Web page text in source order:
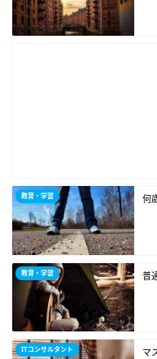
教育・学習 何
教育・学習 普
ITコンサルタント マ